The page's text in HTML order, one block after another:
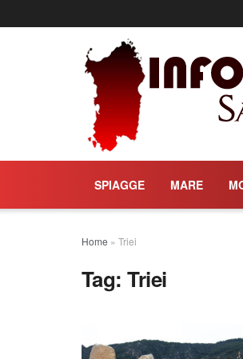
SPIAGGE MARE
Home » Triei
Tag:Triei